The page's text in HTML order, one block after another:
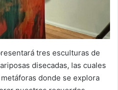
tres esculturas de
disecadas, las cuales
donde se explora